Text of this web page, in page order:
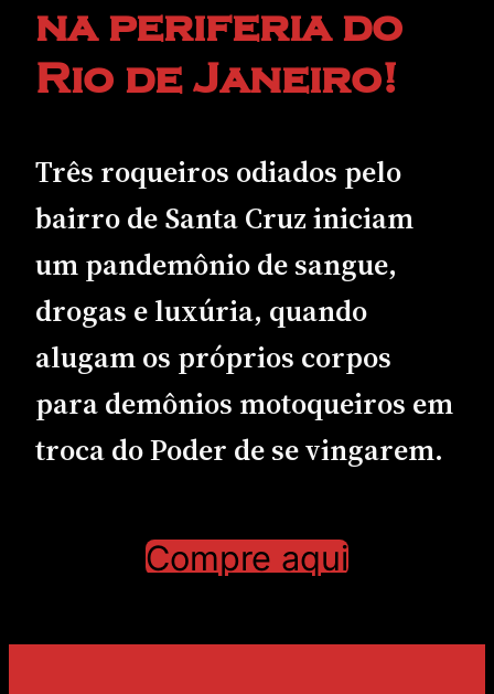
na periferia do
Rio de Janeiro!
Três roqueiros odiados pelo
bairro de Santa Cruz iniciam
um pandemônio de sangue,
drogas e luxúria, quando
alugam os próprios corpos
para demônios motoqueiros em
troca do Poder de se vingarem.
Compre aqui